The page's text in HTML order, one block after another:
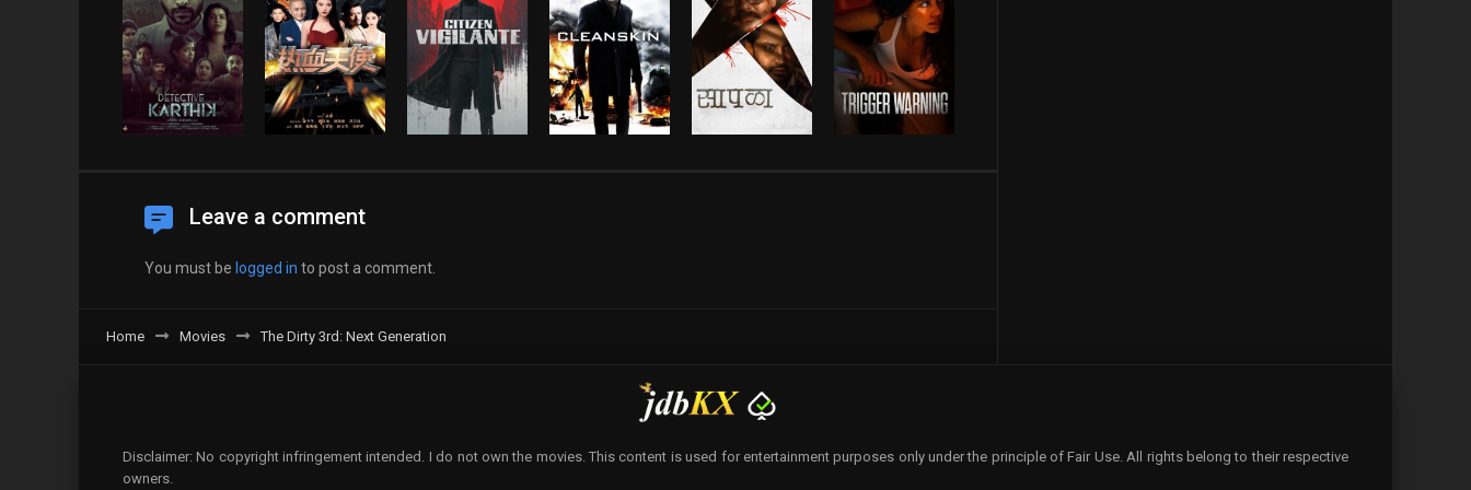
Leave a comment
You must be logged in to post a comment.
Home Movies The Dirty 3rd: Next Generation
Disclaimer: No copyright infringement intended. I do not own the movies. This content is used for entertainment purposes only under the principle of Fair Use. All rights belong to their respective
owners.